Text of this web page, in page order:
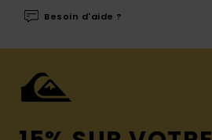
Besoin d'aide ?